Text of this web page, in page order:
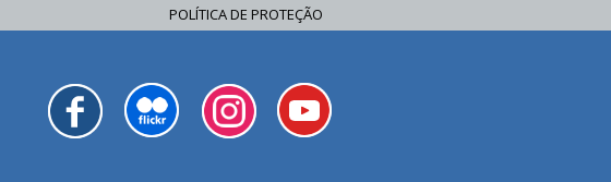
POLÍTICA DE PROTEÇÃO